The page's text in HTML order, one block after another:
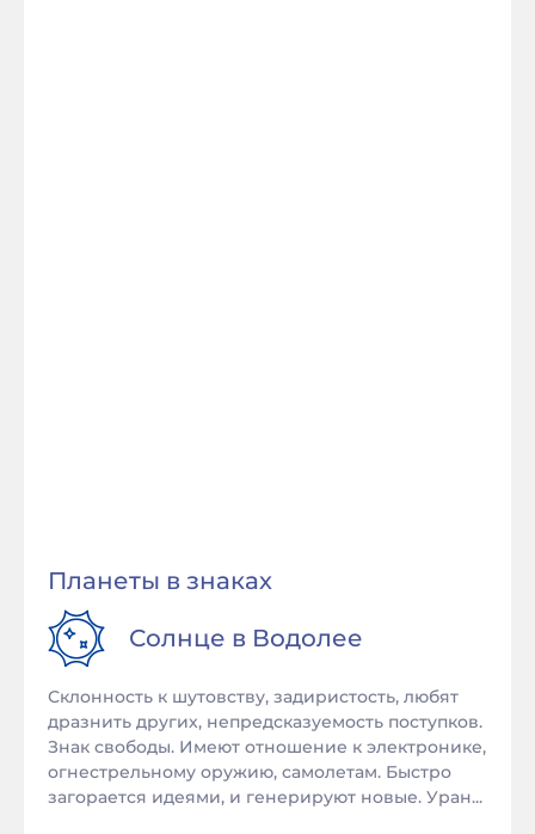
Планеты в знаках
Солнце в Водолее
Склонность к шутовству, задиристость, любят
дразнить других, непредсказуемость поступков.
Знак свободы. Имеют отношение к электронике,
огнестрельному оружию, самолетам. Быстро
загорается идеями, и генерируют новые. Уран...